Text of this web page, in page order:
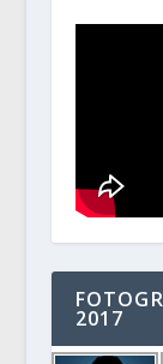
2017